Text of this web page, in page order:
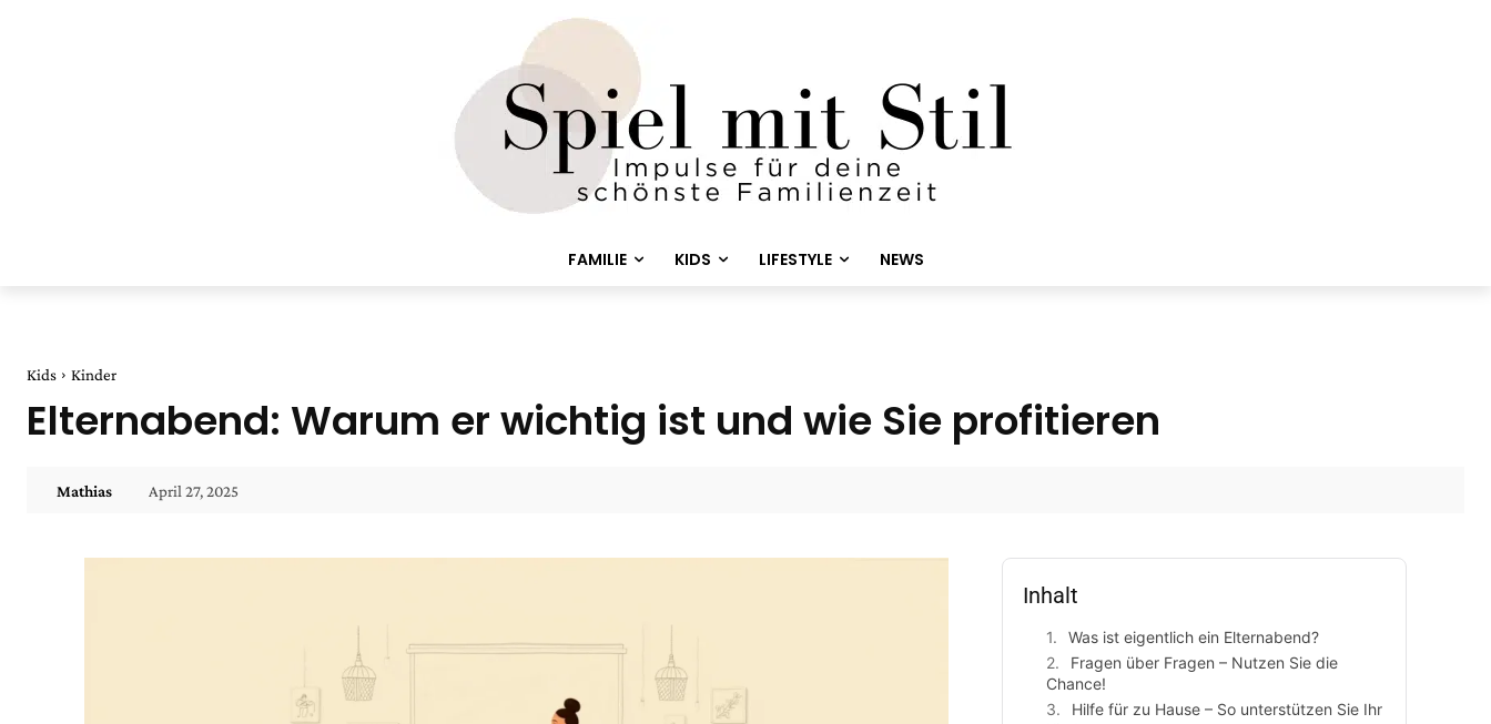
FAMILIE KIDS LIFESTYLE NEWS
Kids Kinder
Elternabend: Warum er wichtig ist und wie Sie profitieren
Mathias April 27, 2025
Inhalt
Was ist eigentlich ein Elternabend?
Fragen über Fragen – Nutzen Sie die
Chance!
Hilfe für zu Hause – So unterstützen Sie Ihr